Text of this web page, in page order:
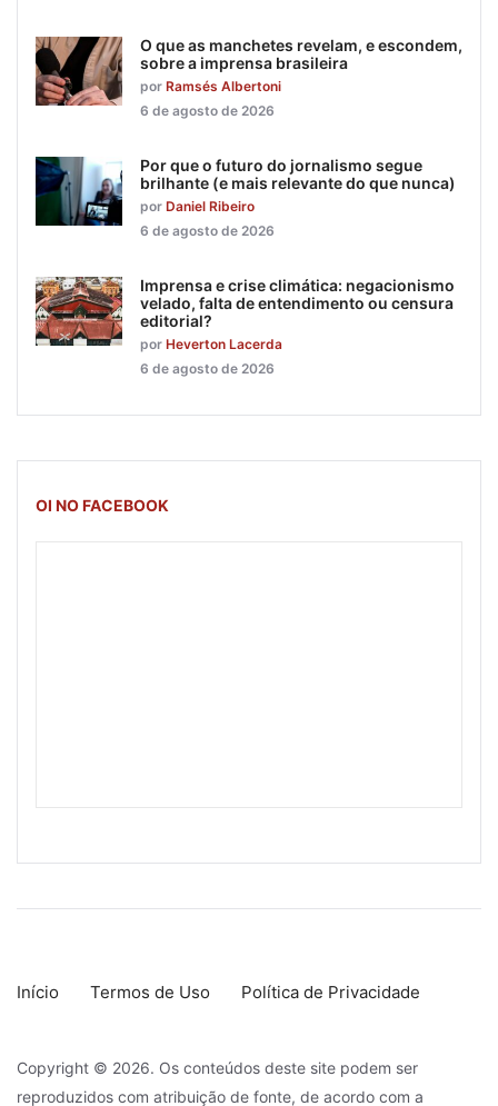
O que as manchetes revelam, e escondem,
sobre a imprensa brasileira
por Ramsés Albertoni
6 de agosto de 2026
Por que o futuro do jornalismo segue
brilhante (e mais relevante do que nunca)
por Daniel Ribeiro
6 de agosto de 2026
Imprensa e crise climática: negacionismo
velado, falta de entendimento ou censura
editorial?
por Heverton Lacerda
6 de agosto de 2026
OI NO FACEBOOK
Início Termos de Uso Política de Privacidade
Copyright © 2026. Os conteúdos deste site podem ser
reproduzidos com atribuição de fonte, de acordo com a